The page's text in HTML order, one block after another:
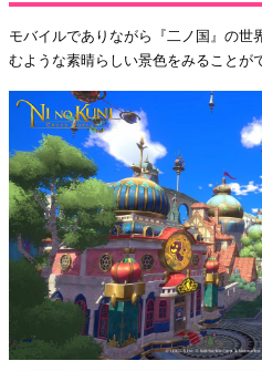
モバイルでありながら『二ノ国』の世
むような素晴らしい景色をみることが